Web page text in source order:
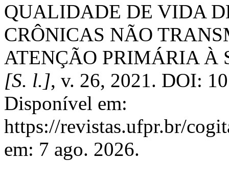
QUALIDADE DE VIDA
CRÔNICAS NÃO
ATENÇÃO PRIMÁRIA À
[S. l.], v. 26, 2021. DOI:
Disponível em:
https://revistas.ufpr.br/
em: 7 ago. 2026.